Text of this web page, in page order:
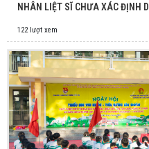
NHÂN LIỆT SĨ CHƯA XÁC ĐỊNH
122 lượt xem